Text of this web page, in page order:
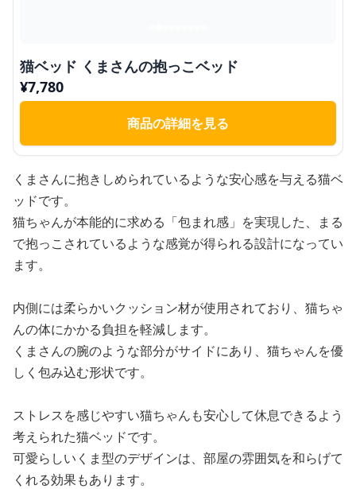
猫ベッド くまさんの抱っこベッド
¥7,780
商品の詳細を見る
くまさんに抱きしめられているような安心感を与える猫ベ
ッドです。
猫ちゃんが本能的に求める「包まれ感」を実現した、まる
で抱っこされているような感覚が得られる設計になってい
ます。
内側には柔らかいクッション材が使用されており、猫ちゃ
んの体にかかる負担を軽減します。
くまさんの腕のような部分がサイドにあり、猫ちゃんを優
しく包み込む形状です。
ストレスを感じやすい猫ちゃんも安心して休息できるよう
考えられた猫ベッドです。
可愛らしいくま型のデザインは、部屋の雰囲気を和らげて
くれる効果もあります。